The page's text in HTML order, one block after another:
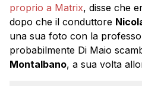
proprio a Matrix, disse che
dopo che il conduttore
una sua foto con la
probabilmente Di Maio
Montalbano, a sua volta